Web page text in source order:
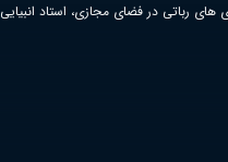
های رباتی در فضای مجازی، استاد انبیایی